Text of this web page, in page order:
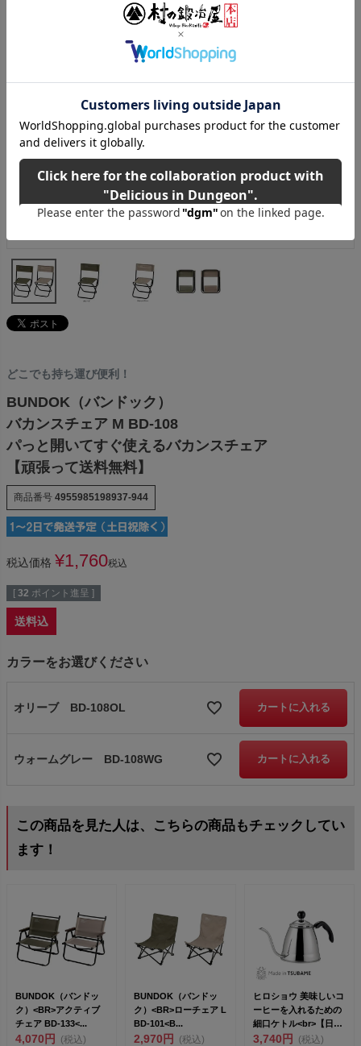
どこでも持ち運び便利！
BUNDOK（バンドック）
バカンスチェア M BD-108
パっと開いてすぐ使えるバカンスチェア
【頑張って送料無料】
商品番号 4955985198937-944
税込価格 ¥1,760税込
[ 32 ポイント進呈 ]
送料込
カラーをお選びください
オリーブ BD-108OL カートに入れる
ウォームグレー BD-108WG カートに入れる
この商品を見た人は、こちらの商品もチェックしてい
ます！
BUNDOK（バンドッ
ク）<BR>アクティブ
チェア BD-133<...
4,070円 (税込)
BUNDOK（バンドッ
ク）<BR>ローチェア L
BD-101<B...
2,970円 (税込)
ヒロショウ 美味しいコ
ーヒーを入れるための
細口ケトル<br>【日本
製】1...
3,740円 (税込)